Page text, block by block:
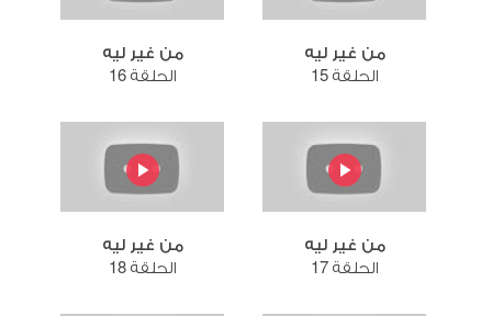
من غير ليه
الحلقة 15
من غير ليه
الحلقة 16
من غير ليه
الحلقة 17
من غير ليه
الحلقة 18